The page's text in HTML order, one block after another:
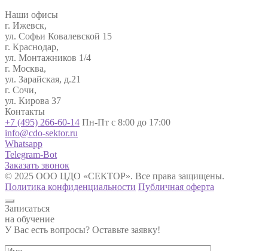
Наши офисы
г. Ижевск,
ул. Софьи Ковалевской 15
г. Краснодар,
ул. Монтажников 1/4
г. Москва,
ул. Зарайская, д.21
г. Сочи,
ул. Кирова 37
Контакты
+7 (495) 266-60-14 Пн-Пт с 8:00 до 17:00
info@cdo-sektor.ru
Whatsapp
Telegram-Bot
Заказать звонок
© 2025 ООО ЦДО «СЕКТОР». Все права защищены.
Политика конфиденциальности Публичная оферта
Записаться
на обучение
У Вас есть вопросы? Оставьте заявку!